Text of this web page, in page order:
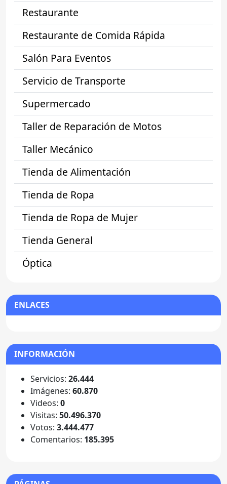
Restaurante
Restaurante de Comida Rápida
Salón Para Eventos
Servicio de Transporte
Supermercado
Taller de Reparación de Motos
Taller Mecánico
Tienda de Alimentación
Tienda de Ropa
Tienda de Ropa de Mujer
Tienda General
Óptica
ENLACES
INFORMACIÓN
Servicios: 26.444
Imágenes: 60.870
Videos: 0
Visitas: 50.496.370
Votos: 3.444.477
Comentarios: 185.395